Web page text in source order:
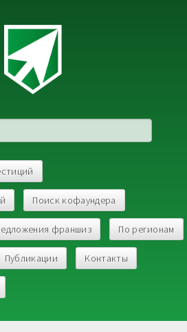
Поиск кофаундера
франшиз По регионам
Публикации Контакты